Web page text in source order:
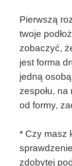
Pierwszą
twoje
zobaczyć,
jest forma
jedną
zespołu,
od formy,
* Czy masz
zdobytej